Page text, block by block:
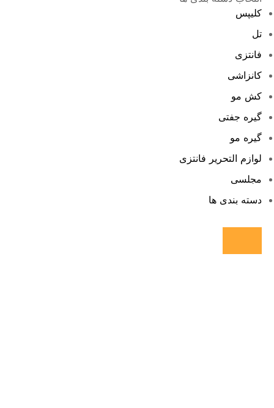
کلیپس
تل
فانتزی
کانزاشی
کش مو
گیره جفتی
گیره مو
لوازم التحریر فانتزی
مجلسی
دسته بندی ها